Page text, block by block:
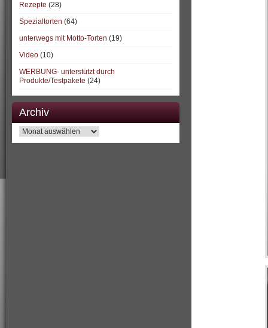
Rezepte (28)
Spezialtorten (64)
unterwegs mit Motto-Torten (19)
Video (10)
WERBUNG- unterstützt durch
Produkte/Testpakete (24)
Archiv
Archiv